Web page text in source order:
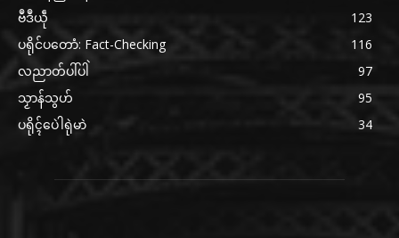
ဗဳဒဳယဵု
123
ပရိုင်ပတောံ: Fact-Checking
116
လညာတ်ပါ်ပါဲ
97
သၟာန်သွဟ်
95
ပရိုၚ်ပေဲါရုဲမာဲ
34